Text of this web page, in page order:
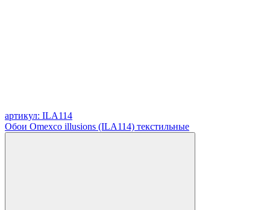
артикул: ILA114
Обои Omexco illusions (ILA114) текстильные